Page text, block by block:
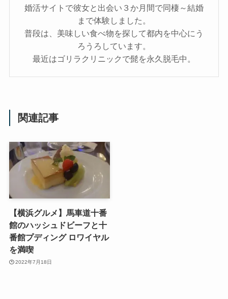
婚活サイトで彼女と出会い３か月間で同棲～結婚
まで体験しました。
普段は、美味しい食べ物を探して都内を中心にう
ろうろしています。
最近はゴリラクリニックで髭を永久脱毛中。
関連記事
【横浜グルメ】馬車道十番
館のハッシュドビーフと十
番館プディング ロワイヤル
を満喫
2022年7月18日